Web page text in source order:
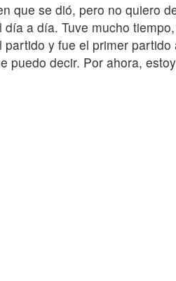
que se dió, pero no quiero
a día. Tuve mucho
y fue el primer
puedo decir. Por ahora,